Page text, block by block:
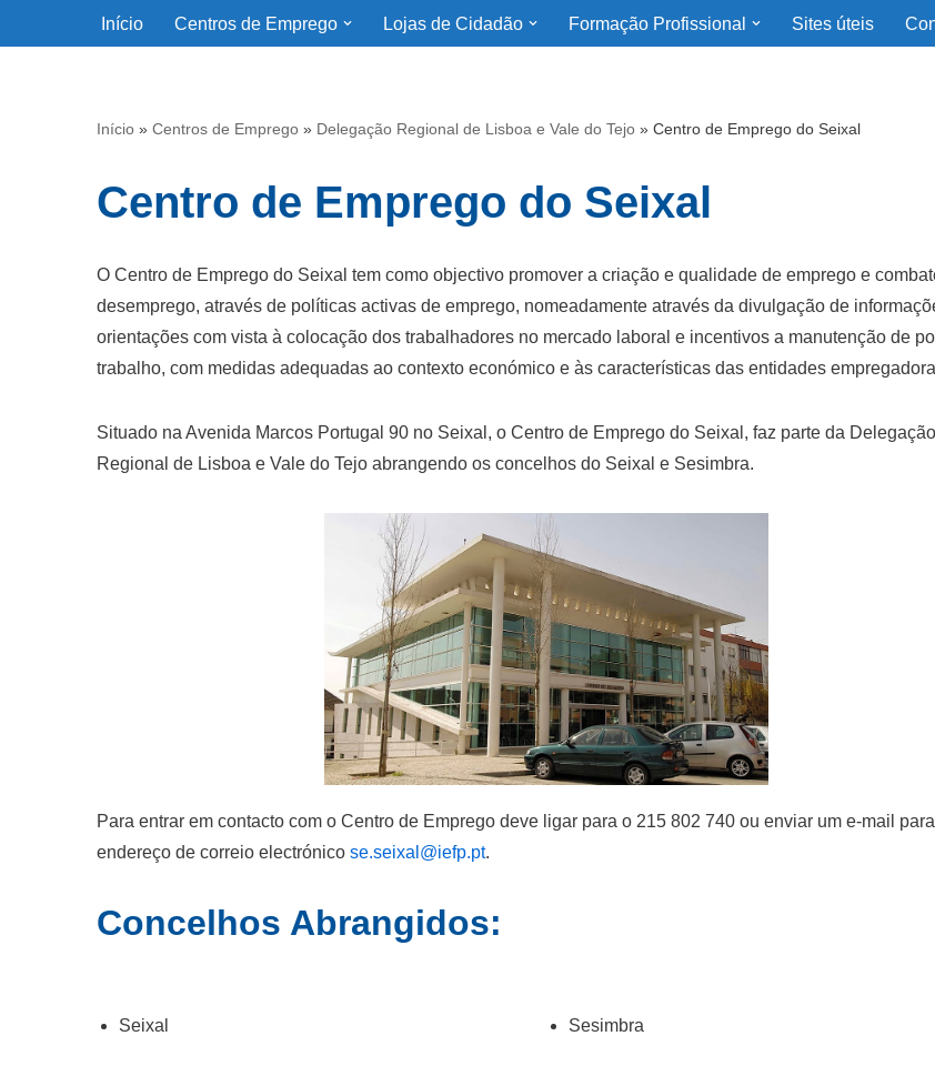
Início Centros de Emprego Lojas de Cidadão Formação Profissional Sites úteis
Início » Centros de Emprego » Delegação Regional de Lisboa e Vale do Tejo » Centro de Emprego do Seixal
Centro de Emprego do Seixal
O Centro de Emprego do Seixal tem como objectivo promover a criação e qualidade de emprego e
desemprego, através de políticas activas de emprego, nomeadamente através da divulgação de
orientações com vista à colocação dos trabalhadores no mercado laboral e incentivos a manutenção de
trabalho, com medidas adequadas ao contexto económico e às características das entidades
Situado na Avenida Marcos Portugal 90 no Seixal, o Centro de Emprego do Seixal, faz parte da Delegação
Regional de Lisboa e Vale do Tejo abrangendo os concelhos do Seixal e Sesimbra.
Para entrar em contacto com o Centro de Emprego deve ligar para o 215 802 740 ou enviar um e-mail
endereço de correio electrónico se.seixal@iefp.pt.
Concelhos Abrangidos:
Seixal Sesimbra